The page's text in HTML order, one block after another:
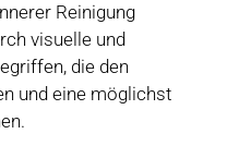
Reinigung
visuelle und
die den
und eine möglichst